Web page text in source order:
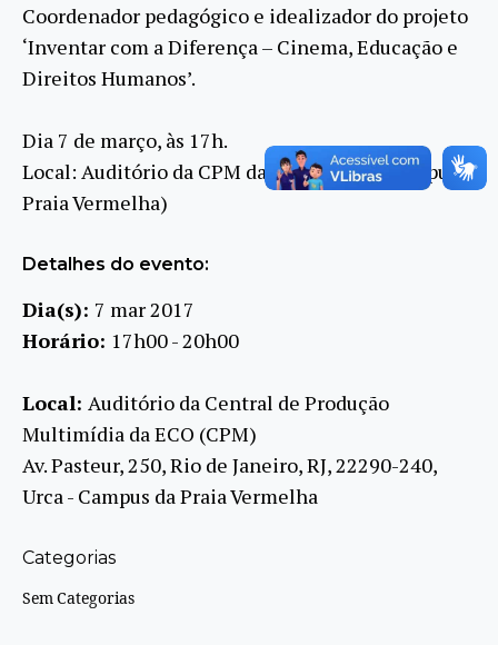
Coordenador pedagógico e idealizador do projeto
‘Inventar com a Diferença – Cinema, Educação e
Direitos Humanos’.
Dia 7 de março, às 17h.
Local: Auditório da CPM da ECO (UFRJ – Campus
Praia Vermelha)
Detalhes do evento:
Dia(s): 7 mar 2017
Horário: 17h00 - 20h00
Local: Auditório da Central de Produção
Multimídia da ECO (CPM)
Av. Pasteur, 250, Rio de Janeiro, RJ, 22290-240,
Urca - Campus da Praia Vermelha
Categorias
Sem Categorias